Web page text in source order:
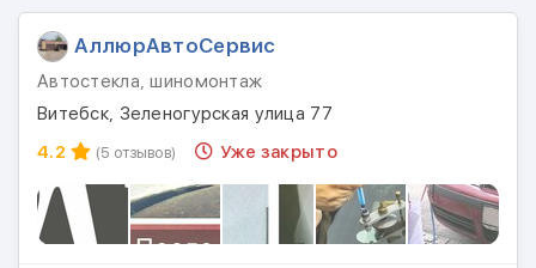
АллюрАвтоСервис
Автостекла, шиномонтаж
Витебск, Зеленогурская улица 77
4.2
(5 отзывов) Уже закрыто